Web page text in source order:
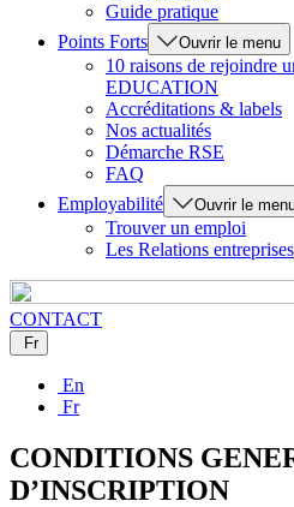
Guide pratique
Points Forts
Ouvrir le menu
10 raisons de rejoindre
EDUCATION
Accréditations & labels
Nos actualités
Démarche RSE
FAQ
Employabilité
Ouvrir le
Trouver un emploi
Les Relations entreprises
CONTACT
Fr
En
Fr
CONDITIONS
D’INSCRIPTION